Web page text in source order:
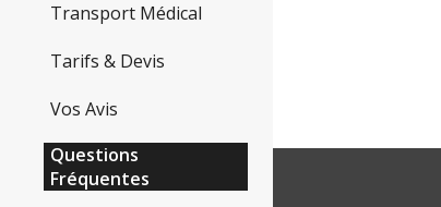
Transport Médical
Tarifs & Devis
Vos Avis
Questions
Fréquentes